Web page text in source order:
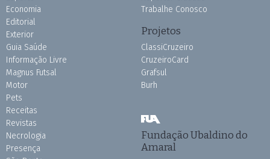
Economia
Editorial
Exterior
Guia Saúde
Informação Livre
Magnus Futsal
Motor
Pets
Receitas
Revistas
Necrologia
Presença
Trabalhe Conosco
Projetos
ClassiCruzeiro
CruzeiroCard
Grafsul
Burh
Fundação Ubaldino do
Amaral